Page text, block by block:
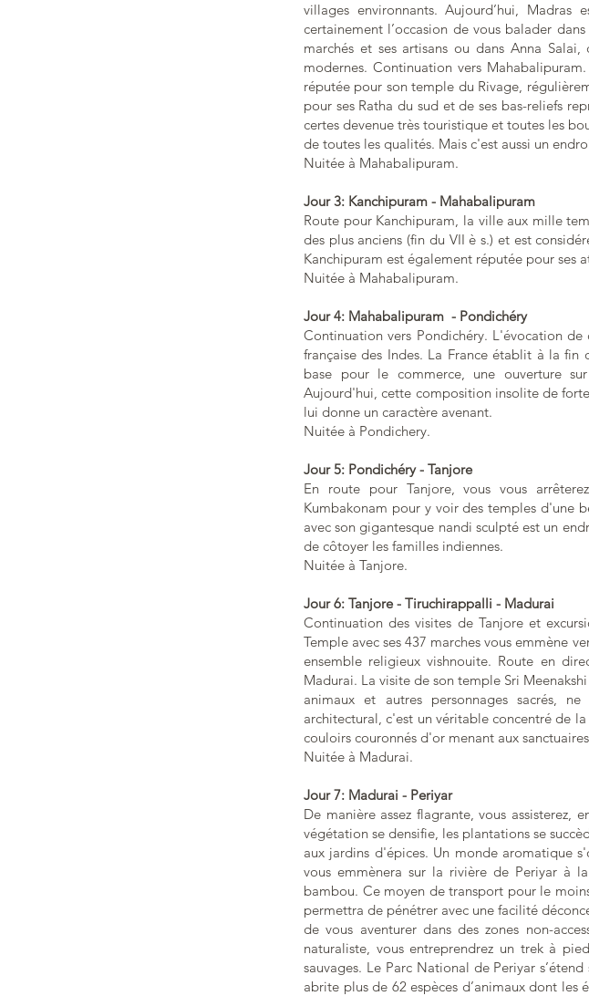
villages environnants. Aujourd’hui,
certainement l’occasion de vous balader
marchés et ses artisans ou dans Anna
modernes. Continuation vers
réputée pour son temple du Rivage,
pour ses Ratha du sud et de ses bas-reliefs
certes devenue très touristique et toutes les
de toutes les qualités. Mais c'est aussi un
Nuitée à Mahabalipuram.
Jour 3: Kanchipuram - Mahabalipuram
Route pour Kanchipuram, la ville aux mille
des plus anciens (fin du VII è s.) et est
Kanchipuram est également réputée pour ses
Nuitée à Mahabalipuram.
Jour 4: Mahabalipuram - Pondichéry
Continuation vers Pondichéry. L'évocation
française des Indes. La France établit à la
base pour le commerce, une ouverture
Aujourd'hui, cette composition insolite de
lui donne un caractère avenant.
Nuitée à Pondichery.
Jour 5: Pondichéry - Tanjore
En route pour Tanjore, vous vous
Kumbakonam pour y voir des temples d'une
avec son gigantesque nandi sculpté est un
de côtoyer les familles indiennes.
Nuitée à Tanjore.
Jour 6: Tanjore - Tiruchirappalli - Madurai
Continuation des visites de Tanjore et
Temple avec ses 437 marches vous emmène
ensemble religieux vishnouite. Route en
Madurai. La visite de son temple Sri
animaux et autres personnages sacrés,
architectural, c'est un véritable concentré de
couloirs couronnés d'or menant aux
Nuitée à Madurai.
Jour 7: Madurai - Periyar
De manière assez flagrante, vous assisterez,
végétation se densifie, les plantations se
aux jardins d'épices. Un monde aromatique
vous emmènera sur la rivière de Periyar à
bambou. Ce moyen de transport pour le
permettra de pénétrer avec une facilité
de vous aventurer dans des zones non-
naturaliste, vous entreprendrez un trek à
sauvages. Le Parc National de Periyar
abrite plus de 62 espèces d’animaux dont les